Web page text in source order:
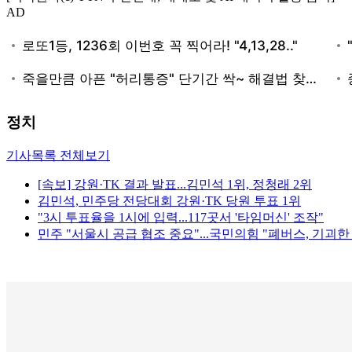
AD
정치
기사목록 전체보기
[속보] 강원·TK 결과 발표...김민석 1위, 정청래 2위
김민석, 민주당 전당대회 강원·TK 당원 투표 1위
"3시 투표율을 1시에 입력...117곳서 '타임머신' 조작"
민주 "서울시 공급 협조 중요"...국민의힘 "폐버스, 기괴